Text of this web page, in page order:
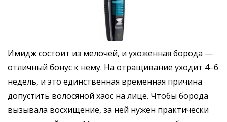
Имидж состоит из мелочей, и ухоженная борода —
отличный бонус к нему. На отращивание уходит 4–6
недель, и это единственная временная причина
допустить волосяной хаос на лице. Чтобы борода
вызывала восхищение, за ней нужен практически